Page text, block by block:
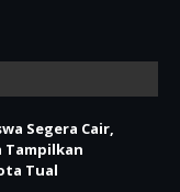
Segera Cair,
Tampilkan
Tual